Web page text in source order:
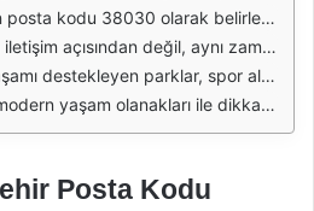
ve burada iş yapanlar, adreslerini belirtirken bu posta kodunu kullanarak daha hızlı ve kolay bir iletişim kurabilirler. Posta kodunun doğru kullanımı, mektupların, paketlerin ve diğer gönderilerin zamanında ulaşmasını sağlar.
doğru bir şekilde ulaştırabilmek için posta kodlarını kullanır. Bu nedenle, Beyazşehir'de yaşayanların ve burada iş yapanların, 38030 posta kodunu doğru bir şekilde kullanmaları büyük bir avantaj sağlamaktadır.
artırmakta hem de ailelerin burada daha fazla vakit geçirmesini sağlamaktadır. Beyazşehir’deki sakinler, bu olanaklardan faydalanarak hem sosyal hayatlarını zenginleştirebilir hem de çocuklarına daha iyi bir yaşam sunabilir.
bir avantaj sunmaktadır. Bu posta kodu, Beyazşehir'deki tüm bireyler ve işletmeler için önemli bir referans noktasıdır. Kayseri Beyazşehir, hem yerel halk hem de ziyaretçiler için cazip bir yaşam alanı olarak öne çıkmaktadır.
Posta Kodu